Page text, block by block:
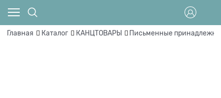
Главная Каталог КАНЦТОВАРЫ Письменные